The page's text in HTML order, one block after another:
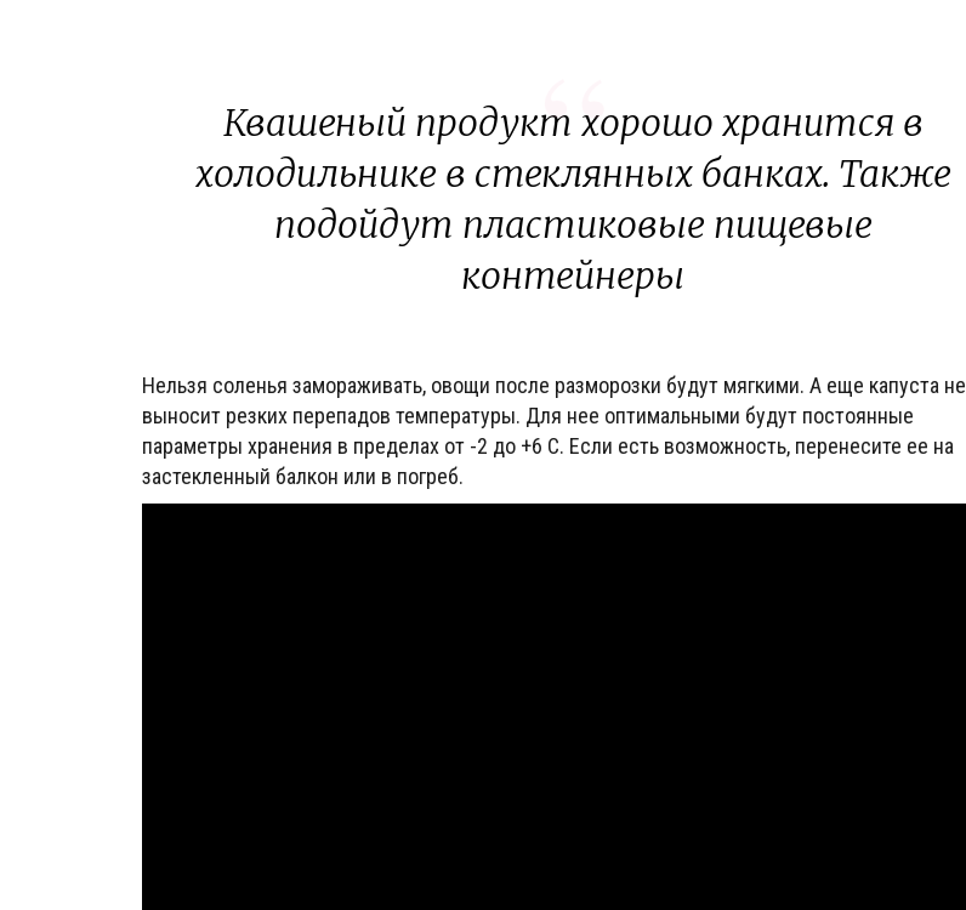
Квашеный продукт хорошо хранится в
холодильнике в стеклянных банках. Также
подойдут пластиковые пищевые
контейнеры
Нельзя соленья замораживать, овощи после разморозки будут мягкими. А еще капуста не
выносит резких перепадов температуры. Для нее оптимальными будут постоянные
параметры хранения в пределах от -2 до +6 С. Если есть возможность, перенесите ее на
застекленный балкон или в погреб.